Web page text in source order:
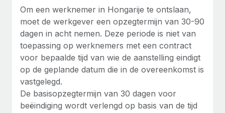
te helpen bij het aannemen, beheren en...
Meer informatie
Hoe Phiture 55 werknemers in 19 landen
beheert met Remote
Phiture, een toonaangevende leider in de wereldwijde
mobiele groeiadviessector, zet zich sinds 2016...
Om een werknemer in Hongarije te ontslaan,
moet de werkgever een opzegtermijn van 30-90
dagen in acht nemen. Deze periode is niet van
toepassing op werknemers met een contract
voor bepaalde tijd van wie de aanstelling eindigt
op de geplande datum die in de overeenkomst is
vastgelegd.
De basisopzegtermijn van 30 dagen voor
beëindiging wordt verlengd op basis van de tijd